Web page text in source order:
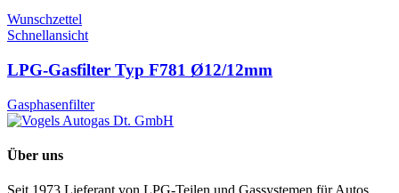
Wunschzettel
Schnellansicht
LPG-Gasfilter Typ F781 Ø12/12mm
Gasphasenfilter
Über uns